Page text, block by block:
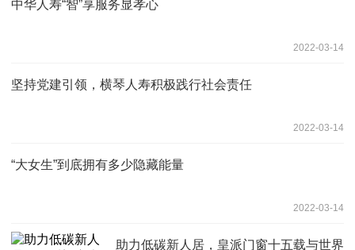
中华人寿“智”享服务显孝心
2022-03-14
坚持党建引领，横琴人寿积极践行社会责任
2022-03-14
“大女生”到底拥有多少隐藏能量
2022-03-14
助力低碳新人居，皇派门窗十五载与世界